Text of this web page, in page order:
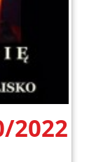
2022